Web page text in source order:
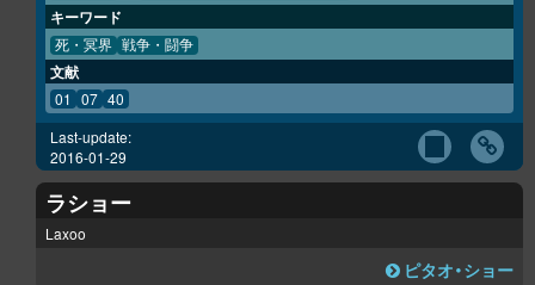
キーワード
死・冥界 戦争・闘争
文献
01 07 40
Last-update:
2016-01-29
ラショー
Laxoo
ピタオ・ショー